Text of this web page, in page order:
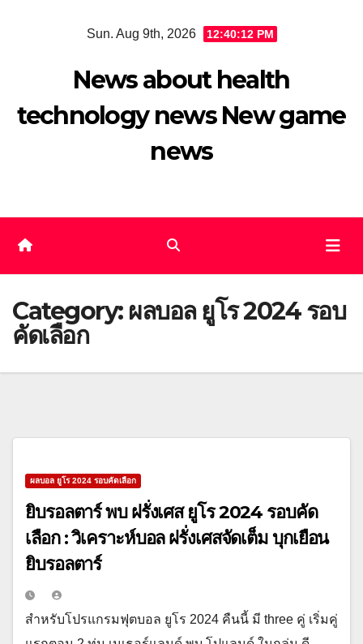
Sun. Aug 9th, 2026 12:40:13 PM
News about health
technology news New game
news
Category: ผลบอล ยูโร 2024 รอบ
คัดเลือก
ผลบอล ยูโร 2024 รอบคัดเลือก
ยิบรอลตาร์ พบ ฝรั่งเศส ยูโร 2024 รอบคัด
เลือก : วิเคราะห์บอล ฝรั่งเศสจัดเต็ม บุกเยือน
ยิบรอลตาร์
สำหรับโปรแกรมฟุตบอล ยูโร 2024 คืนนี้ มี three คู่ เริ่มคู่